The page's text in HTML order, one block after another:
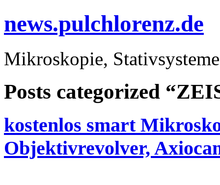
news.pulchlorenz.de
Mikroskopie,
Posts categorized
kostenlos smart
Objektivrevolver,